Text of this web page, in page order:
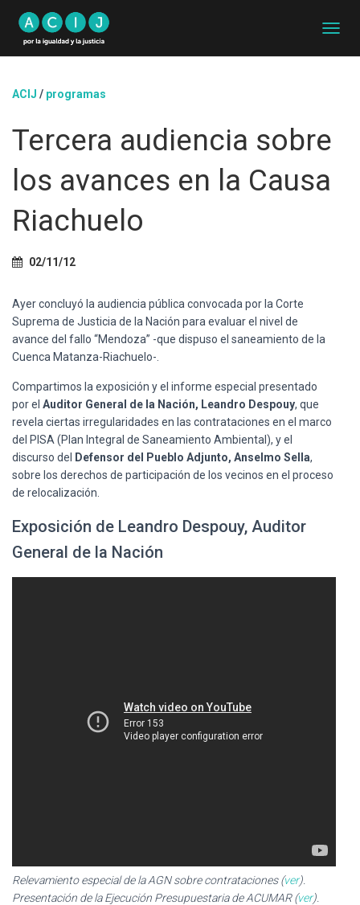
A
ACIJ / programas
Tercera audiencia sobre
los avances en la Causa
Riachuelo
02/11/12
Ayer concluyó la audiencia pública convocada por la Corte
Suprema de Justicia de la Nación para evaluar el nivel de
avance del fallo “Mendoza” -que dispuso el saneamiento de la
Cuenca Matanza-Riachuelo-.
Compartimos la exposición y el informe especial presentado
por el Auditor General de la Nación, Leandro Despouy, que
revela ciertas irregularidades en las contrataciones en el marco
del PISA (Plan Integral de Saneamiento Ambiental), y el
discurso del
Defensor del Pueblo Adjunto, Anselmo Sella,
sobre los derechos de participación de los vecinos en el proceso
de relocalización.
Exposición de Leandro Despouy, Auditor
General de la Nación
Relevamiento especial de la AGN sobre contrataciones (ver).
Presentación de la Ejecución Presupuestaria de ACUMAR (ver).